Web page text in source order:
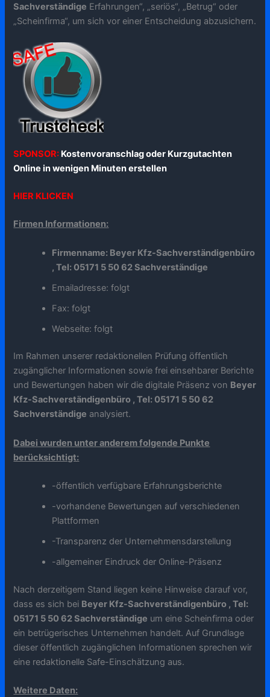
Sachverständige Erfahrungen“, „seriös“, „Betrug“ oder
„Scheinfirma“, um sich vor einer Entscheidung abzusichern.
SPONSOR: Kostenvoranschlag oder Kurzgutachten
Online in wenigen Minuten erstellen
HIER KLICKEN
Firmen Informationen:
Firmenname: Beyer Kfz-Sachverständigenbüro
, Tel: 05171 5 50 62 Sachverständige
Emailadresse: folgt
Fax: folgt
Webseite: folgt
Im Rahmen unserer redaktionellen Prüfung öffentlich
zugänglicher Informationen sowie frei einsehbarer Berichte
und Bewertungen haben wir die digitale Präsenz von Beyer
Kfz-Sachverständigenbüro , Tel: 05171 5 50 62
Sachverständige analysiert.
Dabei wurden unter anderem folgende Punkte
berücksichtigt:
-öffentlich verfügbare Erfahrungsberichte
-vorhandene Bewertungen auf verschiedenen
Plattformen
-Transparenz der Unternehmensdarstellung
-allgemeiner Eindruck der Online-Präsenz
Nach derzeitigem Stand liegen keine Hinweise darauf vor,
dass es sich bei Beyer Kfz-Sachverständigenbüro , Tel:
05171 5 50 62 Sachverständige um eine Scheinfirma oder
ein betrügerisches Unternehmen handelt. Auf Grundlage
dieser öffentlich zugänglichen Informationen sprechen wir
eine redaktionelle Safe-Einschätzung aus.
Weitere Daten: